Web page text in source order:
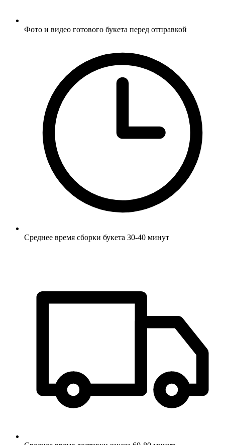
Фото и видео готового букета перед отправкой
Среднее время сборки букета 30-40 минут